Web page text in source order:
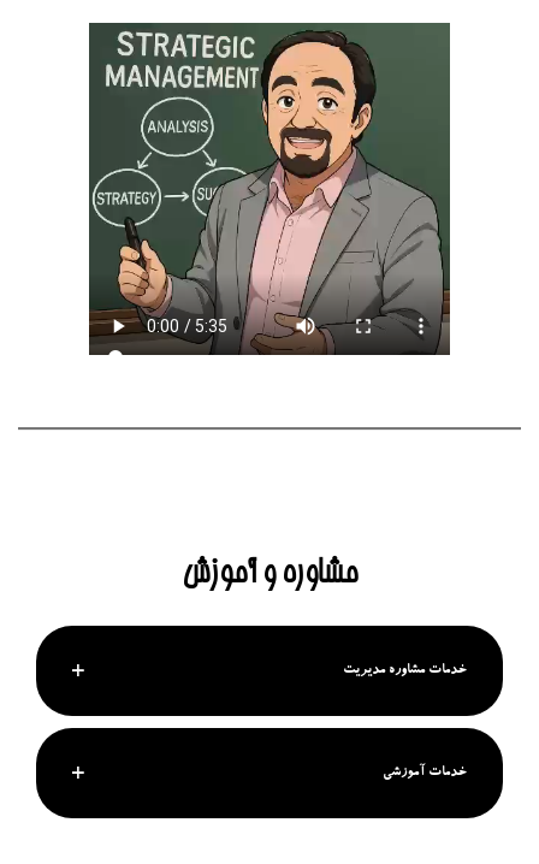
مشاوره و آموزش
خدمات مشاوره مدیریت
خدمات آموزشی